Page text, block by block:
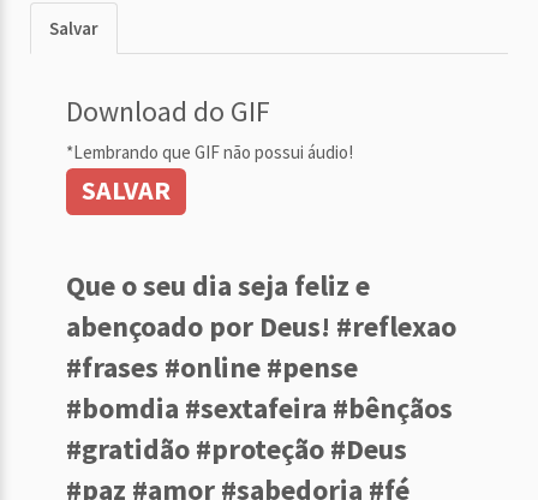
Salvar
Download do GIF
*Lembrando que GIF não possui áudio!
SALVAR
Que o seu dia seja feliz e
abençoado por Deus! #reflexao
#frases #online #pense
#bomdia #sextafeira #bênçãos
#gratidão #proteção #Deus
#paz #amor #sabedoria #fé